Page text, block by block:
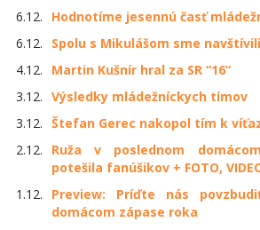
6.12.
Hodnotíme jesennú časť
6.12.
Spolu s Mikulášom sme navštívili
4.12.
Martin Kušnír hral za SR “16“
3.12. Výsledky mládežníckych tímov
3.12. Štefan Gerec nakopol tím k
2.12.
Ruža v poslednom
potešila fanúšikov + FOTO,
1.12.
Preview: Príďte nás
domácom zápase roka